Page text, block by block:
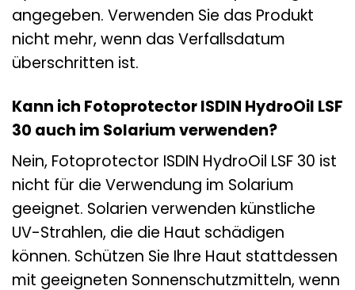
angegeben. Verwenden Sie das Produkt
nicht mehr, wenn das Verfallsdatum
überschritten ist.
Kann ich Fotoprotector ISDIN HydroOil LSF
30 auch im Solarium verwenden?
Nein, Fotoprotector ISDIN HydroOil LSF 30 ist
nicht für die Verwendung im Solarium
geeignet. Solarien verwenden künstliche
UV-Strahlen, die die Haut schädigen
können. Schützen Sie Ihre Haut stattdessen
mit geeigneten Sonnenschutzmitteln, wenn